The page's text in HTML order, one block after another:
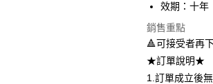
【關於「
AFTEE先享後
便利好安心！
１．簡單：不
２．便利：只要
３．安心：先
ATM付款
運送方式
效期：十年
銷售重點
🔺可接受者再
★訂單說明★
1.訂單成立後